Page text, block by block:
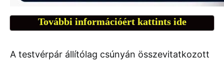
További információért kattints ide
A testvérpár állítólag csúnyán összevitatkozott